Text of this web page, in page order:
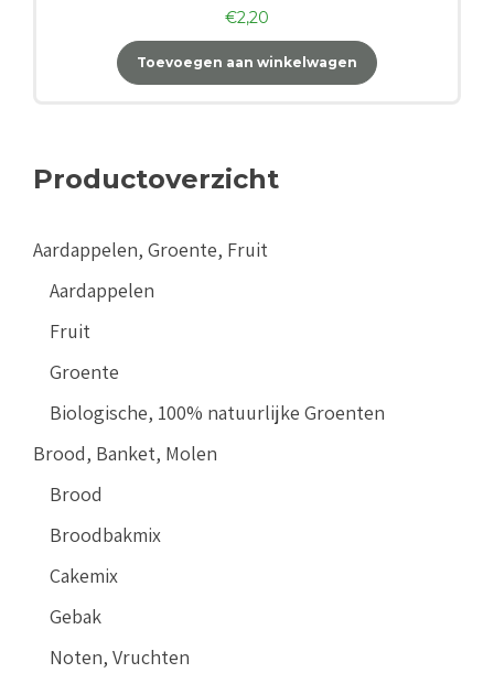
€2,20
Toevoegen aan winkelwagen
Productoverzicht
Aardappelen, Groente, Fruit
Aardappelen
Fruit
Groente
Biologische, 100% natuurlijke Groenten
Brood, Banket, Molen
Brood
Broodbakmix
Cakemix
Gebak
Noten, Vruchten